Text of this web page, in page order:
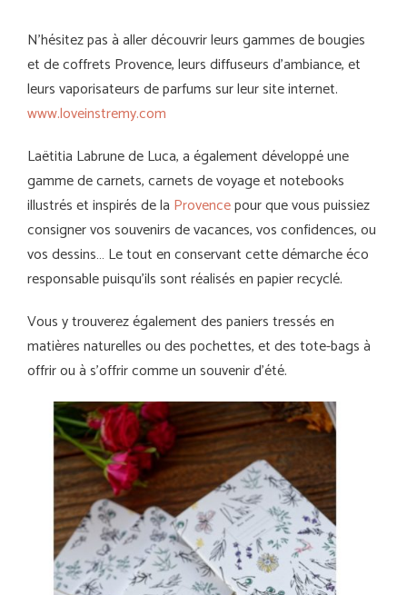
N’hésitez pas à aller découvrir leurs gammes de bougies
et de coffrets Provence, leurs diffuseurs d’ambiance, et
leurs vaporisateurs de parfums sur leur site internet.
www.loveinstremy.com
Laëtitia Labrune de Luca, a également développé une
gamme de carnets, carnets de voyage et notebooks
illustrés et inspirés de la Provencepour que vous puissiez
consigner vos souvenirs de vacances, vos confidences, ou
vos dessins… Le tout en conservant cette démarche éco
responsable puisqu’ils sont réalisés en papier recyclé.
Vous y trouverez également des paniers tressés en
matières naturelles ou des pochettes, et des tote-bags à
offrir ou à s’offrir comme un souvenir d’été.